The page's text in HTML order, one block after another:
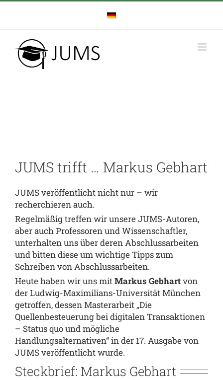
Zum
springen
JUMS trifft … Markus Gebhart
JUMS veröffentlicht nicht nur – wir
recherchieren auch.
Regelmäßig treffen wir unsere JUMS-Autoren,
aber auch Professoren und Wissenschaftler,
unterhalten uns über deren Abschlussarbeiten
und bitten diese um wichtige Tipps zum
Schreiben von Abschlussarbeiten.
Heute haben wir uns mitMarkus Gebhartvon
der Ludwig-Maximilians-Universität München
getroffen, dessen Masterarbeit „Die
Quellenbesteuerung bei digitalen Transaktionen
– Status quo und mögliche
Handlungsalternativen“ in der 17. Ausgabe von
JUMS veröffentlicht wurde.
Steckbrief: Markus Gebhart